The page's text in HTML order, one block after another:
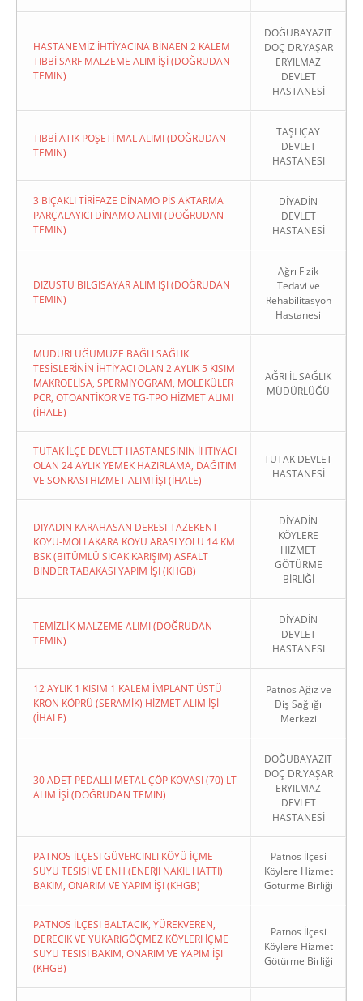
HASTANEMİZ İHTİYACINA BİNAEN 2 KALEM
TIBBİ SARF MALZEME ALIM İŞİ (DOĞRUDAN
TEMIN)
DOĞUBAYAZIT
DOÇ DR.YAŞAR
ERYILMAZ
DEVLET
HASTANESİ
TIBBİ ATIK POŞETİ MAL ALIMI (DOĞRUDAN
TEMIN)
TAŞLIÇAY
DEVLET
HASTANESİ
3 BIÇAKLI TİRİFAZE DİNAMO PİS AKTARMA
PARÇALAYICI DİNAMO ALIMI (DOĞRUDAN
TEMIN)
DİYADİN
DEVLET
HASTANESİ
DİZÜSTÜ BİLGİSAYAR ALIM İŞİ (DOĞRUDAN
TEMIN)
Ağrı Fizik
Tedavi ve
Rehabilitasyon
Hastanesi
MÜDÜRLÜĞÜMÜZE BAĞLI SAĞLIK
TESİSLERİNİN İHTİYACI OLAN 2 AYLIK 5 KISIM
MAKROELİSA, SPERMİYOGRAM, MOLEKÜLER
PCR, OTOANTİKOR VE TG-TPO HİZMET ALIMI
(İHALE)
AĞRI İL SAĞLIK
MÜDÜRLÜĞÜ
TUTAK İLÇE DEVLET HASTANESININ İHTIYACI
OLAN 24 AYLIK YEMEK HAZIRLAMA, DAĞITIM
VE SONRASI HIZMET ALIMI İŞI (İHALE)
TUTAK DEVLET
HASTANESİ
DIYADIN KARAHASAN DERESI-TAZEKENT
KÖYÜ-MOLLAKARA KÖYÜ ARASI YOLU 14 KM
BSK (BITÜMLÜ SICAK KARIŞIM) ASFALT
BINDER TABAKASI YAPIM İŞI (KHGB)
DİYADİN
KÖYLERE
HİZMET
GÖTÜRME
BİRLİĞİ
TEMİZLİK MALZEME ALIMI (DOĞRUDAN
TEMIN)
DİYADİN
DEVLET
HASTANESİ
12 AYLIK 1 KISIM 1 KALEM İMPLANT ÜSTÜ
KRON KÖPRÜ (SERAMİK) HİZMET ALIM İŞİ
(İHALE)
Patnos Ağız ve
Diş Sağlığı
Merkezi
30 ADET PEDALLI METAL ÇÖP KOVASI (70) LT
ALIM İŞİ (DOĞRUDAN TEMIN)
DOĞUBAYAZIT
DOÇ DR.YAŞAR
ERYILMAZ
DEVLET
HASTANESİ
PATNOS İLÇESI GÜVERCINLI KÖYÜ İÇME
SUYU TESISI VE ENH (ENERJI NAKIL HATTI)
BAKIM, ONARIM VE YAPIM İŞI (KHGB)
Patnos İlçesi
Köylere Hizmet
Götürme Birliği
PATNOS İLÇESI BALTACIK, YÜREKVEREN,
DERECIK VE YUKARIGÖÇMEZ KÖYLERI İÇME
SUYU TESISI BAKIM, ONARIM VE YAPIM İŞI
(KHGB)
Patnos İlçesi
Köylere Hizmet
Götürme Birliği